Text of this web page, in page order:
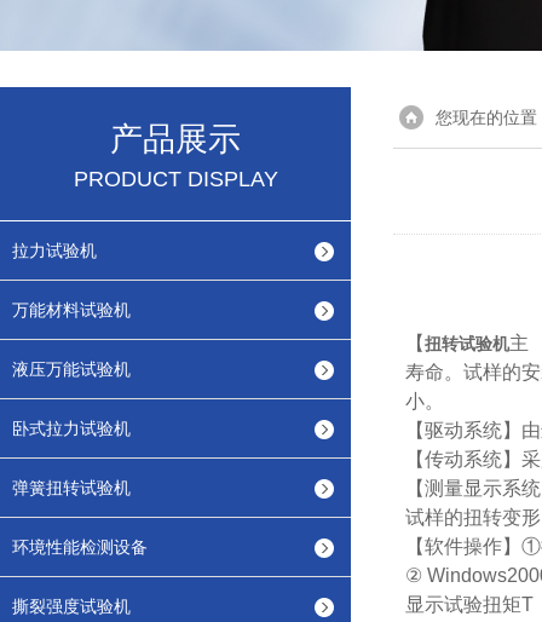
产品展示
PRODUCT DISPLAY
拉力试验机
万能材料试验机
液压万能试验机
卧式拉力试验机
弹簧扭转试验机
环境性能检测设备
撕裂强度试验机
您现在的位置
【扭转试验机主
寿命。试样的
小。
【驱动系统】
【传动系统】
【测量显示系
试样的扭转变
【软件操作】
②
显示试验扭矩T